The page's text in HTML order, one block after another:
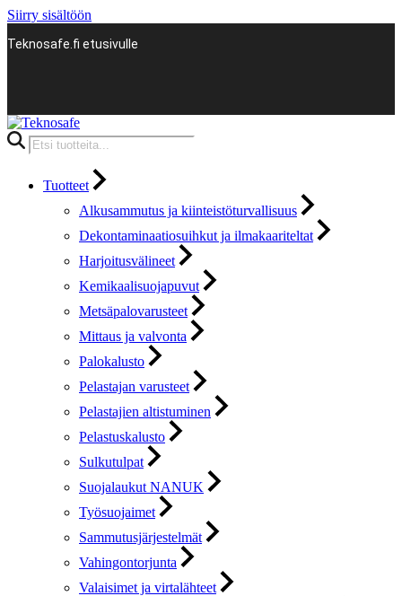
Siirry sisältöön
Teknosafe.fi etusivulle
Products
search
Tuotteet
Alkusammutus ja kiinteistöturvallisuus
Dekontaminaatiosuihkut ja ilmakaariteltat
Harjoitusvälineet
Kemikaalisuojapuvut
Metsäpalovarusteet
Mittaus ja valvonta
Palokalusto
Pelastajan varusteet
Pelastajien altistuminen
Pelastuskalusto
Sulkutulpat
Suojalaukut NANUK
Työsuojaimet
Sammutusjärjestelmät
Vahingontorjunta
Valaisimet ja virtalähteet